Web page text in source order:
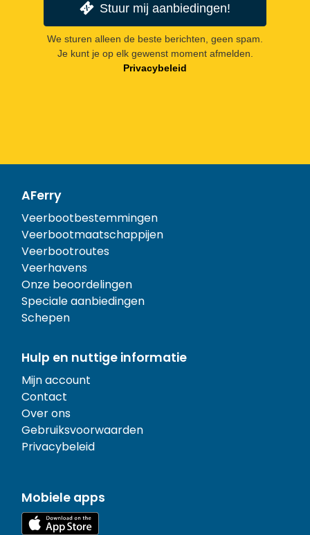
Stuur mij aanbiedingen!
We sturen alleen de beste berichten, geen spam.
Je kunt je op elk gewenst moment afmelden.
Privacybeleid
AFerry
Veerbootbestemmingen
Veerbootmaatschappijen
Veerbootroutes
Veerhavens
Onze beoordelingen
Speciale aanbiedingen
Schepen
Hulp en nuttige informatie
Mijn account
Contact
Over ons
Gebruiksvoorwaarden
Privacybeleid
Mobiele apps